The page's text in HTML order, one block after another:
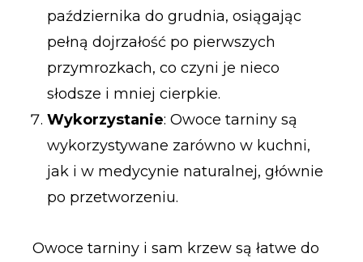
października do grudnia, osiągając
pełną dojrzałość po pierwszych
przymrozkach, co czyni je nieco
słodsze i mniej cierpkie.
Wykorzystanie: Owoce tarniny są
wykorzystywane zarówno w kuchni,
jak i w medycynie naturalnej, głównie
po przetworzeniu.
Owoce tarniny i sam krzew są łatwe do